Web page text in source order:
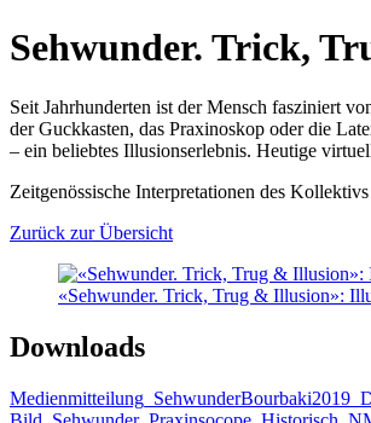
Sehwunder. Trick,
Seit Jahrhunderten ist der Mensch fasziniert
der Guckkasten, das Praxinoskop oder die
– ein beliebtes Illusionserlebnis. Heutige
Zeitgenössische Interpretationen des
Zurück zur Übersicht
«Sehwunder. Trick, Trug & Illusion»:
Downloads